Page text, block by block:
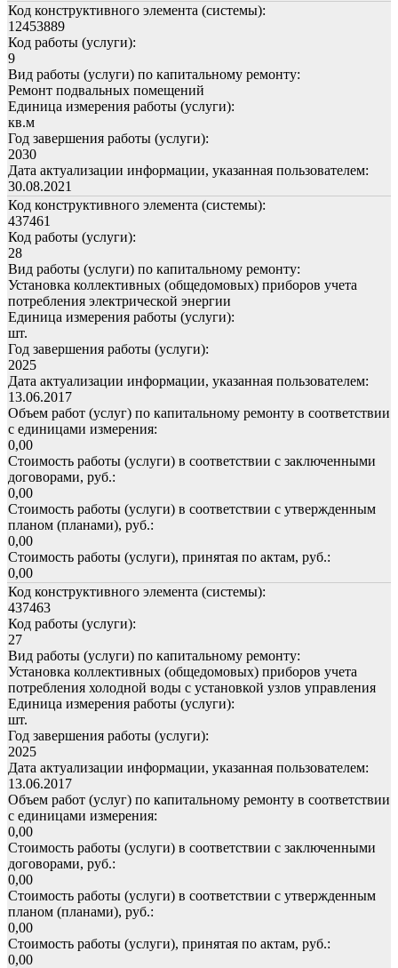
Код конструктивного элемента (системы):
12453889
Код работы (услуги):
9
Вид работы (услуги) по капитальному ремонту:
Ремонт подвальных помещений
Единица измерения работы (услуги):
кв.м
Год завершения работы (услуги):
2030
Дата актуализации информации, указанная пользователем:
30.08.2021
Код конструктивного элемента (системы):
437461
Код работы (услуги):
28
Вид работы (услуги) по капитальному ремонту:
Установка коллективных (общедомовых) приборов учета
потребления электрической энергии
Единица измерения работы (услуги):
шт.
Год завершения работы (услуги):
2025
Дата актуализации информации, указанная пользователем:
13.06.2017
Объем работ (услуг) по капитальному ремонту в соответствии
с единицами измерения:
0,00
Стоимость работы (услуги) в соответствии с заключенными
договорами, руб.:
0,00
Стоимость работы (услуги) в соответствии с утвержденным
планом (планами), руб.:
0,00
Стоимость работы (услуги), принятая по актам, руб.:
0,00
Код конструктивного элемента (системы):
437463
Код работы (услуги):
27
Вид работы (услуги) по капитальному ремонту:
Установка коллективных (общедомовых) приборов учета
потребления холодной воды с установкой узлов управления
Единица измерения работы (услуги):
шт.
Год завершения работы (услуги):
2025
Дата актуализации информации, указанная пользователем:
13.06.2017
Объем работ (услуг) по капитальному ремонту в соответствии
с единицами измерения:
0,00
Стоимость работы (услуги) в соответствии с заключенными
договорами, руб.:
0,00
Стоимость работы (услуги) в соответствии с утвержденным
планом (планами), руб.:
0,00
Стоимость работы (услуги), принятая по актам, руб.:
0,00